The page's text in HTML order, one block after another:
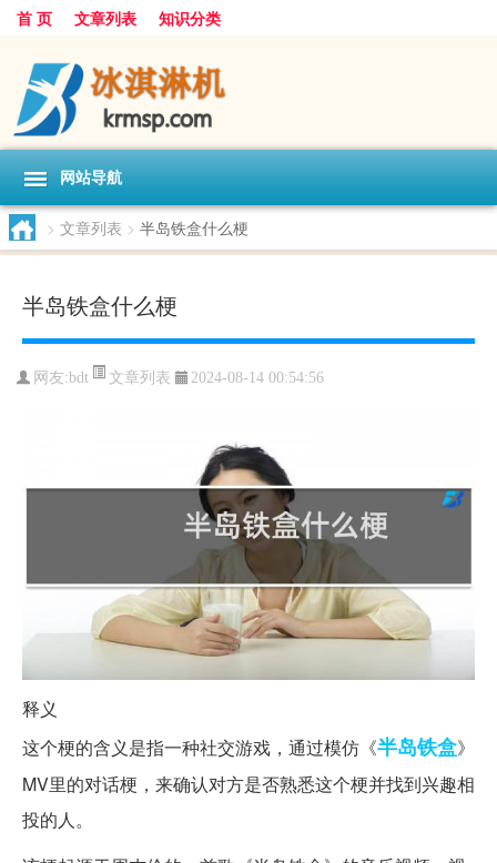
首 页 文章列表 知识分类
网站导航
> 文章列表 > 半岛铁盒什么梗
半岛铁盒什么梗
网友:bdt 文章列表 2024-08-14 00:54:56
释义
这个梗的含义是指一种社交游戏，通过模仿《半岛铁盒》
MV里的对话梗，来确认对方是否熟悉这个梗并找到兴趣相
投的人。